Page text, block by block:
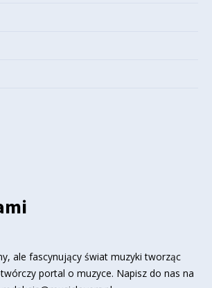
ale fascynujący świat muzyki tworząc
portal o muzyce. Napisz do nas na